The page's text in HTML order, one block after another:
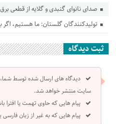
صدای نانوای گنبدی و گلایه از قطعی برق
تولیدکنندگان گلستان: ما هستیم، اگر
ثبت دیدگاه
دیدگاه های ارسال شده توسط
سایت منتشر خواهد شد.
پیام هایی که حاوی تهمت یا
پیام هایی که به غیر از زبان